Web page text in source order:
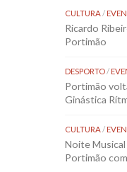
CULTURA/
Ricardo
Portimão
DESPORTO/
Portimão
Ginástica
CULTURA/
Noite
Portimão